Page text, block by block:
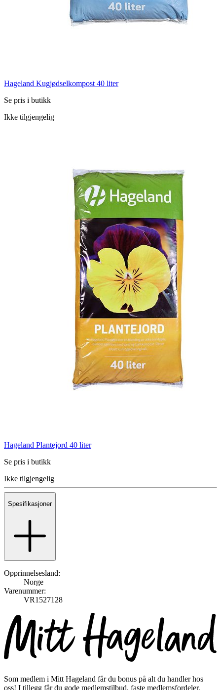
Hageland Kugjødselkompost 40 liter
Se pris i butikk
Ikke tilgjengelig
Hageland Plantejord 40 liter
Se pris i butikk
Ikke tilgjengelig
Spesifikasjoner
Opprinnelsesland:
Norge
Varenummer:
VR1527128
Som medlem i Mitt Hageland får du bonus på alt du handler hos
oss! I tillegg får du gode medlemstilbud, faste medlemsfordeler,